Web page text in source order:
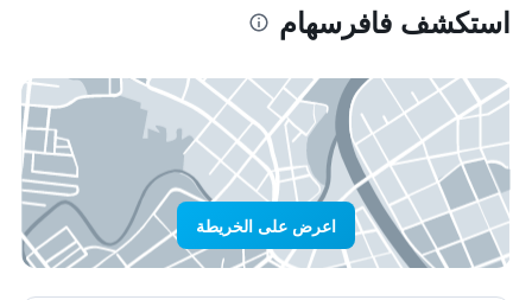
استكشف فافرسهام
اعرض على الخريطة